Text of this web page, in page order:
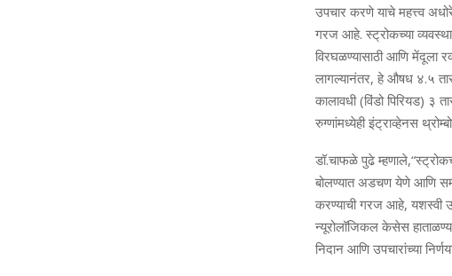
उपचार करणे याचे महत्त्व
गरज आहे. स्ट्रोकच्या
विरघळण्यासाठी आणि मेंदूला
लागल्यानंतर, हे औषध ४.५
कालावधी (विंडो पिरियड) ३
रुग्णांमध्येही इंट्राव्हेनस
डॉ.चाफळे पुढे
बोलण्यात अडचण येणे आणि
करण्याची गरज आहे, यशस्वी
न्यूरोलॉजिकल केसेस
निदान आणि उपचारांच्या